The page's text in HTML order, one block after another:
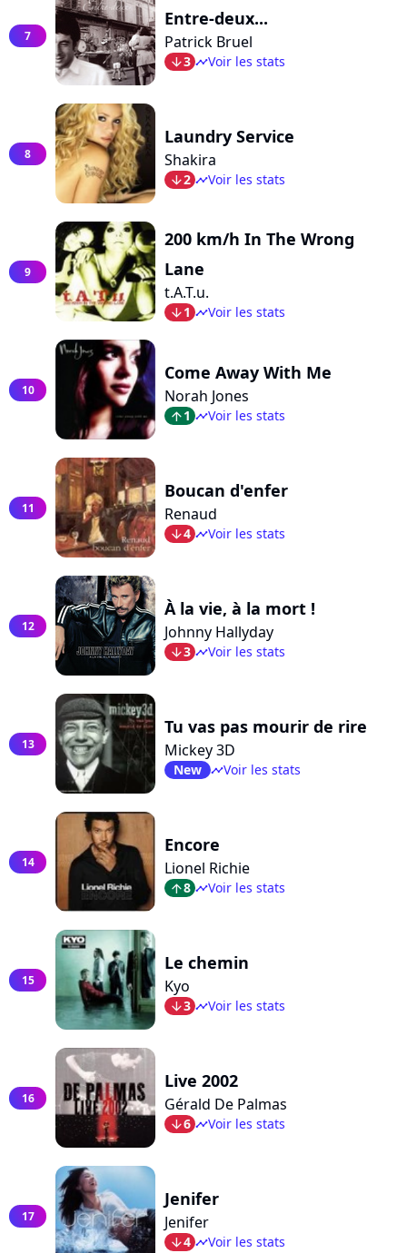
7
Entre-deux...
Patrick Bruel
arrow_bot3 timelineVoir les stats
8
Laundry Service
Shakira
arrow_bot2 timelineVoir les stats
9
200 km/h In The Wrong
Lane
t.A.T.u.
arrow_bot1 timelineVoir les stats
10
Come Away With Me
Norah Jones
arrow_top1 timelineVoir les stats
11
Boucan d'enfer
Renaud
arrow_bot4 timelineVoir les stats
12
À la vie, à la mort !
Johnny Hallyday
arrow_bot3 timelineVoir les stats
13
Tu vas pas mourir de rire
Mickey 3D
New timelineVoir les stats
14
Encore
Lionel Richie
arrow_top8 timelineVoir les stats
15
Le chemin
Kyo
arrow_bot3 timelineVoir les stats
16
Live 2002
Gérald De Palmas
arrow_bot6 timelineVoir les stats
17
Jenifer
Jenifer
arrow_bot4 timelineVoir les stats